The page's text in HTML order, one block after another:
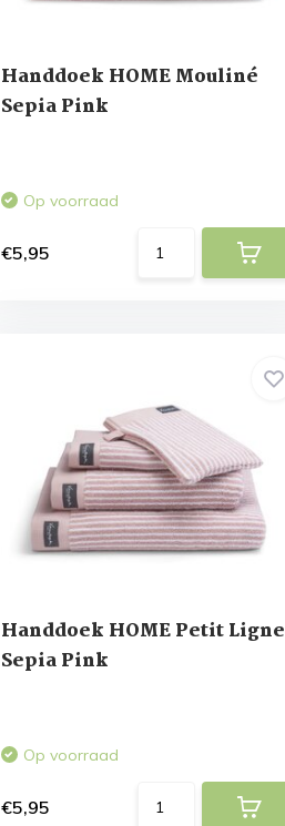
Handdoek HOME Mouliné
Sepia Pink
Op voorraad
€5,95
Handdoek HOME Petit Ligne
Sepia Pink
Op voorraad
€5,95